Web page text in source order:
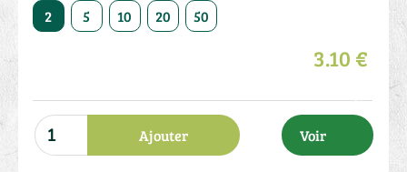
2 5 10 20 50
3.10 €
Ajouter Voir